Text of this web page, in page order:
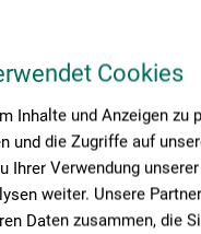
Cookies
Inhalte und Anzeigen
und die Zugriffe auf
Ihrer Verwendung
weiter. Unsere
Daten zusammen, die